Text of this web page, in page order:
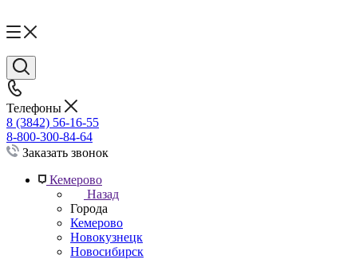
Телефоны
8 (3842) 56-16-55
8-800-300-84-64
Заказать звонок
Кемерово
Назад
Города
Кемерово
Новокузнецк
Новосибирск